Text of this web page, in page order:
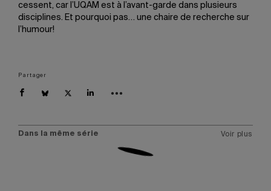
cessent, car l’UQAM est à l’avant-garde dans plusieurs
disciplines. Et pourquoi pas… une chaire de recherche sur
l’humour!
Partager
Dans la même série Voir plus